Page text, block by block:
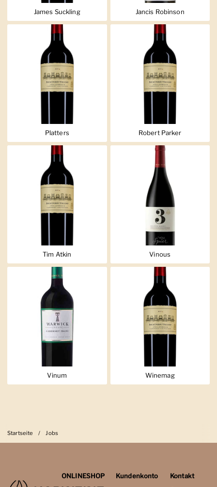
James Suckling Jancis Robinson
Platters Robert Parker
Tim Atkin Vinous
Vinum Winemag
Startseite / Jobs
ONLINESHOP
Kundenkonto
Kontakt